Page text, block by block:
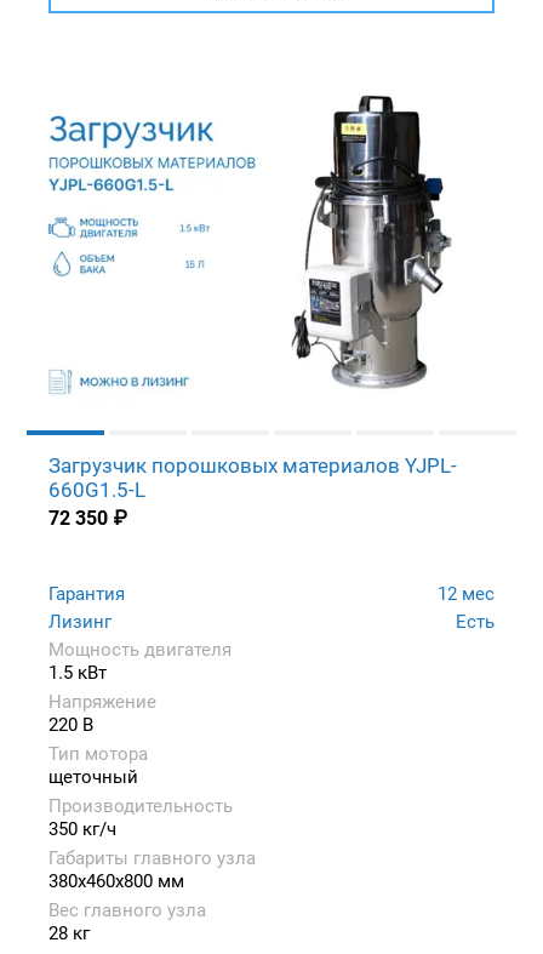
Загрузчик порошковых материалов YJPL-
660G1.5-L
72 350 ₽
Гарантия
12 мес
Лизинг
Есть
Мощность двигателя
1.5 кВт
Напряжение
220 В
Тип мотора
щеточный
Производительность
350 кг/ч
Габариты главного узла
380x460x800 мм
Вес главного узла
28 кг